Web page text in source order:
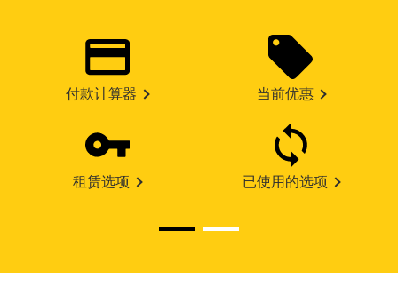
付款计算器 当前优惠
租赁选项 已使用的选项